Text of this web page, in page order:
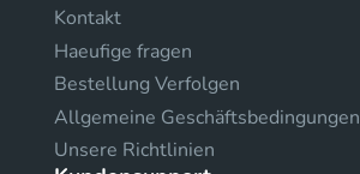
Kontakt
Haeufige fragen
Bestellung Verfolgen
Allgemeine Geschäftsbedingungen
Unsere Richtlinien